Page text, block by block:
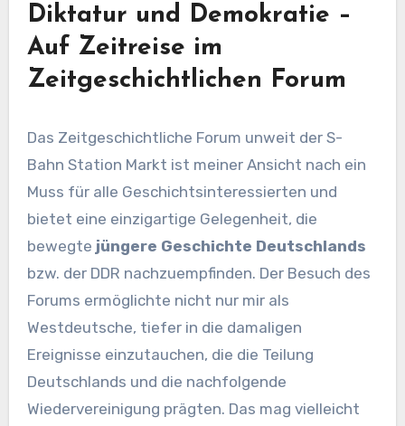
Diktatur und Demokratie –
Auf Zeitreise im
Zeitgeschichtlichen Forum
Das Zeitgeschichtliche Forum unweit der S-
Bahn Station Markt ist meiner Ansicht nach ein
Muss für alle Geschichtsinteressierten und
bietet eine einzigartige Gelegenheit, die
bewegte jüngere Geschichte Deutschlands
bzw. der DDR nachzuempfinden. Der Besuch des
Forums ermöglichte nicht nur mir als
Westdeutsche, tiefer in die damaligen
Ereignisse einzutauchen, die die Teilung
Deutschlands und die nachfolgende
Wiedervereinigung prägten. Das mag vielleicht